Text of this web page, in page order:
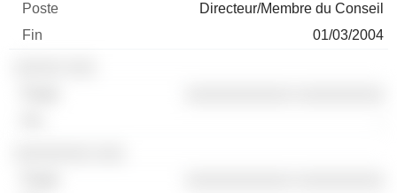
Directeur/Membre du Conseil
01/03/2004